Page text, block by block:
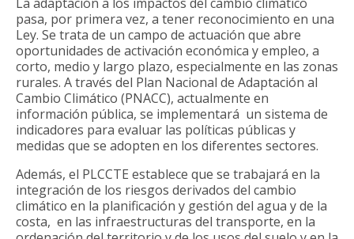
pasa, por primera vez, a tener reconocimiento en una
Ley. Se trata de un campo de actuación que abre
oportunidades de activación económica y empleo, a
corto, medio y largo plazo, especialmente en las zonas
rurales. A través del Plan Nacional de Adaptación al
Cambio Climático (PNACC), actualmente en
información pública, se implementará un sistema de
indicadores para evaluar las políticas públicas y
medidas que se adopten en los diferentes sectores.
Además, el PLCCTE establece que se trabajará en la
integración de los riesgos derivados del cambio
climático en la planificación y gestión del agua y de la
costa, en las infraestructuras del transporte, en la